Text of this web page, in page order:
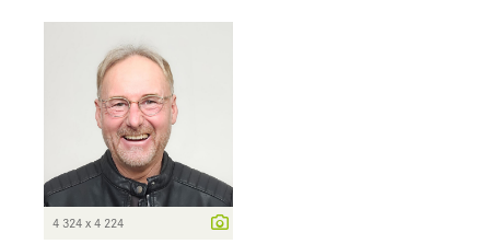
4 324 x 4 224